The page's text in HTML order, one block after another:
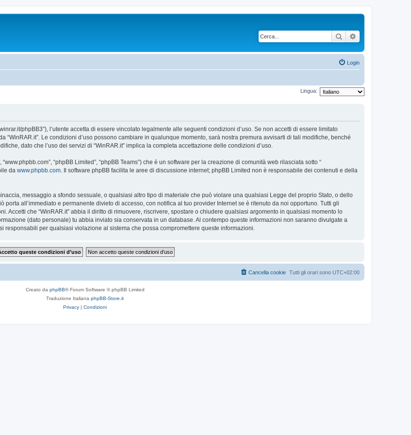
Cerca
Login
Lingua:
winrar.it/phpBB3”), l’utente accetta di essere vincolato legalmente alle seguenti condizioni d’uso. Se non accetti di essere limitato
“WinRAR.it”. Le condizioni d’uso possono cambiare in qualunque momento, sarà nostra premura avvisarti di tali modifiche, benché
dato che l’uso dei servizi di “WinRAR.it” implica la completa accettazione delle condizioni d’uso.
“phpBB Limited”, “phpBB Teams”) che è un software per la creazione di comunità web rilasciata sotto “
da www.phpbb.com. Il software phpBB facilita le aree di discussione internet; phpBB Limited non è responsabile dei contenuti e della
messaggio a sfondo sessuale, o qualsiasi altro tipo di materiale che può violare una qualsiasi Legge del proprio Stato, o dello
porta all’immediato e permanente divieto di accesso, con notifica al tuo provider Internet se è ritenuto da noi opportuno. Tutti gli
Accetti che “WinRAR.it” abbia il diritto di rimuovere, riscrivere, spostare o chiudere qualsiasi argomento in qualsiasi momento lo
(dato personale) tu abbia inviato sia conservata in un database. Al contempo queste informazioni non saranno divulgate a
responsabili per qualsiasi violazione al sistema che possa compromettere queste informazioni.
Tutti gli orari sono UTC+02:00
Cancella cookie
Creato da phpBB® Forum Software © phpBB Limited
Traduzione Italiana phpBB-Store.it
Privacy | Condizioni